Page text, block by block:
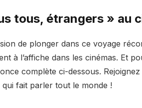
tous, étrangers » au
de plonger dans ce voyage
à l’affiche dans les cinémas. Et
complète ci-dessous.
fait parler tout le monde !